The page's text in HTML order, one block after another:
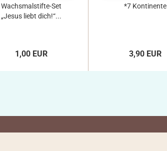
Wachsmalstifte-Set
„Jesus liebt dich!“...
1,00 EUR
*7 Kontinente
3,90 EUR